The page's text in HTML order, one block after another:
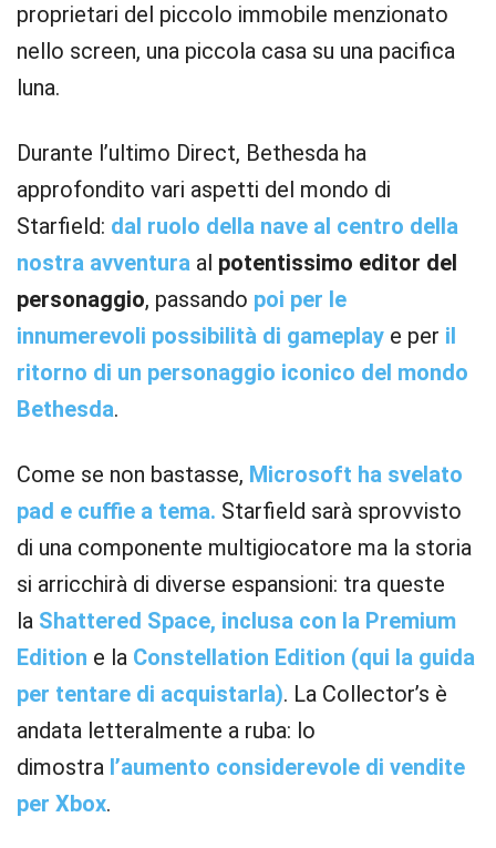
proprietari del piccolo immobile menzionato
nello screen, una piccola casa su una pacifica
luna.
Durante l’ultimo Direct, Bethesda ha
approfondito vari aspetti del mondo di
Starfield: dal ruolo della nave al centro della
nostra avventura al potentissimo editor del
personaggio, passando poi per le
innumerevoli possibilità di gameplay e per il
ritorno di un personaggio iconico del mondo
Bethesda.
Come se non bastasse, Microsoft ha svelato
pad e cuffie a tema. Starfield sarà sprovvisto
di una componente multigiocatore ma la storia
si arricchirà di diverse espansioni: tra queste
la Shattered Space, inclusa con la Premium
Edition e la Constellation Edition (qui la guida
per tentare di acquistarla). La Collector’s è
andata letteralmente a ruba: lo
dimostra l’aumento considerevole di vendite
per Xbox.